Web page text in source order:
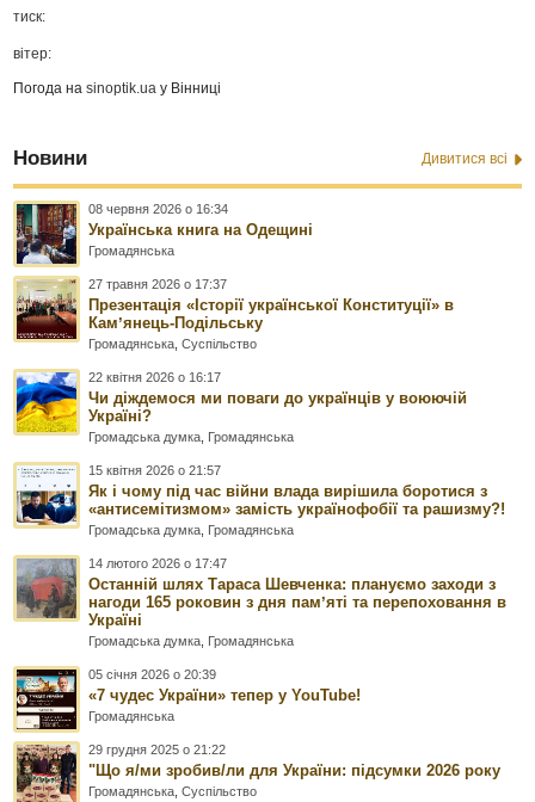
тиск:
вітер:
Погода наsinoptik.ua у Вінниці
Новини Дивитися всі
08 червня 2026 о 16:34
Українська книга на Одещині
Громадянська
27 травня 2026 о 17:37
Презентація «Історії української Конституції» в
Камʼянець-Подільську
Громадянська ,Суспільство
22 квітня 2026 о 16:17
Чи діждемося ми поваги до українців у воюючій
Україні?
Громадська думка Громадянська
15 квітня 2026 о 21:57
Як і чому під час війни влада вирішила боротися з
«антисемітизмом» замість українофобії та рашизму?!
Громадська думка Громадянська
14 лютого 2026 о 17:47
Останній шлях Тараса Шевченка: плануємо заходи з
нагоди 165 роковин з дня памʼяті та перепоховання в
Україні
Громадська думка Громадянська
05 січня 2026 о 20:39
«7 чудес України» тепер у YouTube!
Громадянська
29 грудня 2025 о 21:22
"Що я/ми зробив/ли для України: підсумки 2026 року
Громадянська ,Суспільство